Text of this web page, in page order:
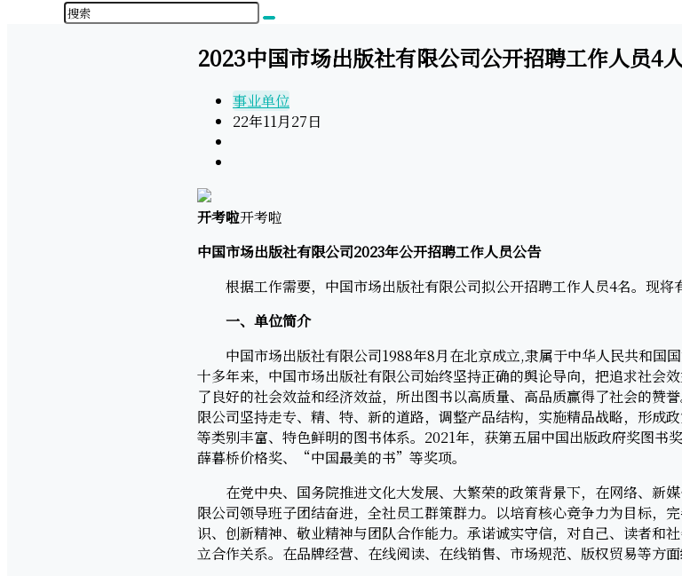
2023中国市场出版社有限公司公开招聘工作人员4
事业单位
22年11月27日
开考啦开考啦
中国市场出版社有限公司2023年公开招聘工作人员公告
根据工作需要，中国市场出版社有限公司拟公开招聘工作人员4名。现将
一、单位简介
中国市场出版社有限公司1988年8月在北京成立,隶属于中华人民共和国
十多年来，中国市场出版社有限公司始终坚持正确的舆论导向，把追求社会
了良好的社会效益和经济效益，所出图书以高质量、高品质赢得了社会的赞
限公司坚持走专、精、特、新的道路，调整产品结构，实施精品战略，形成
等类别丰富、特色鲜明的图书体系。2021年，获第五届中国出版政府奖图书
薛暮桥价格奖、“中国最美的书”等奖项。
在党中央、国务院推进文化大发展、大繁荣的政策背景下，在网络、新
限公司领导班子团结奋进，全社员工群策群力。以培育核心竞争力为目标，
识、创新精神、敬业精神与团队合作能力。承诺诚实守信，对自己、读者和
立合作关系。在品牌经营、在线阅读、在线销售、市场规范、版权贸易等方面